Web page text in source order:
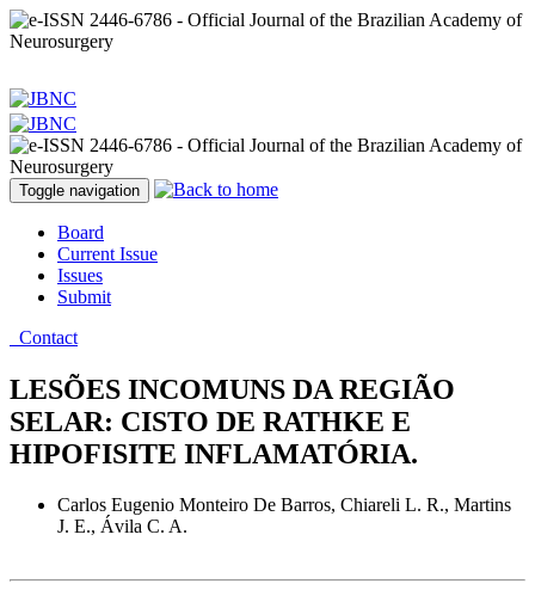
Toggle navigation
Board
Current Issue
Issues
Submit
Contact
LESÕES INCOMUNS DA REGIÃO
SELAR: CISTO DE RATHKE E
HIPOFISITE INFLAMATÓRIA.
Carlos Eugenio Monteiro De Barros, Chiareli L. R., Martins
J. E., Ávila C. A.